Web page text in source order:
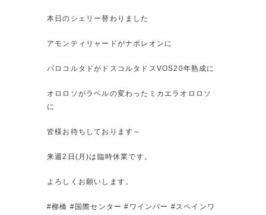
本日のシェリー替わりました
アモンティリャードがナポレオンに
パロコルタドがドスコルタドスVOS20年熟成に
オロロソがラベルの変わったミカエラオロロソ
に
皆様お待ちしております～
来週2日(月)は臨時休業です。
よろしくお願いします。
#柳橋 #国際センター #ワインバー #スペインワ